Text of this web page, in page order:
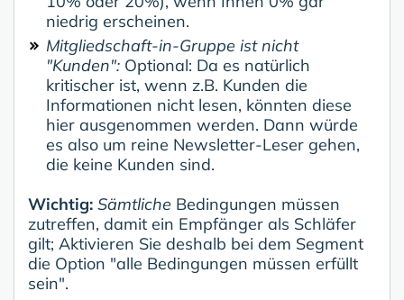
niedrig erscheinen.
Mitgliedschaft-in-Gruppe ist nicht
"Kunden": Optional: Da es natürlich
kritischer ist, wenn z.B. Kunden die
Informationen nicht lesen, könnten diese
hier ausgenommen werden. Dann würde
es also um reine Newsletter-Leser gehen,
die keine Kunden sind.
Wichtig: Sämtliche Bedingungen müssen
zutreffen, damit ein Empfänger als Schläfer
gilt; Aktivieren Sie deshalb bei dem Segment
die Option "alle Bedingungen müssen erfüllt
sein".